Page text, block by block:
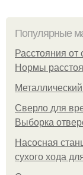
Популярные
Расстояния
Нормы
Сверло для
Выборка
Насосная
сухого хода